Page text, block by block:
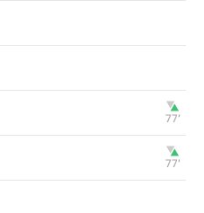
77‎’‎
77‎’‎